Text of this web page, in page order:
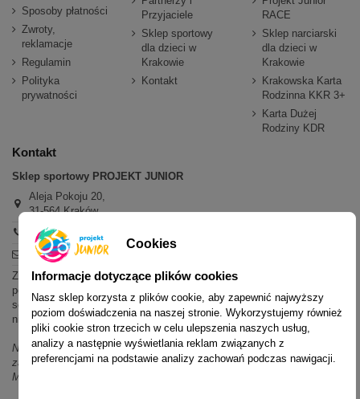
Sposoby płatności
Zwroty,
reklamacje
Regulamin
Polityka
prywatności
Przyjaciele
Sklep sportowy
dla dzieci w
Krakowie
Kontakt
RACE
Sklep narciarski
dla dzieci w
Krakowie
Krakowska Karta
Rodzinna KKR 3+
Karta Dużej
Rodziny KDR
Kontakt
Sklep sportowy PROJEKT JUNIOR
Aleja Pokoju 20,
31-564 Kraków
+48 600 779 897
sklep@projektjunior.pl
Zapraszamy do sklepu stacjonarnego:
poniedziałek - piątek: 11.00-19.00
sobota: 10.00-14.00
niedziela (każda): nieczynne
Nie odpowiadamy na wiadomości SMS. W sprawach dotyczących
zamówień i oferty prosimy o kontakt mailowy, telefoniczny lub przez
Messenger.
Cookies
Informacje dotyczące plików cookies
Nasz sklep korzysta z plików cookie, aby zapewnić najwyższy
poziom doświadczenia na naszej stronie. Wykorzystujemy również
pliki cookie stron trzecich w celu ulepszenia naszych usług,
analizy a następnie wyświetlania reklam związanych z
preferencjami na podstawie analizy zachowań podczas nawigacji.